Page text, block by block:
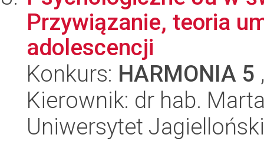
Przywiązanie, teoria
adolescencji
Konkurs: HARMONIA 5
Kierownik: dr hab.
Uniwersytet